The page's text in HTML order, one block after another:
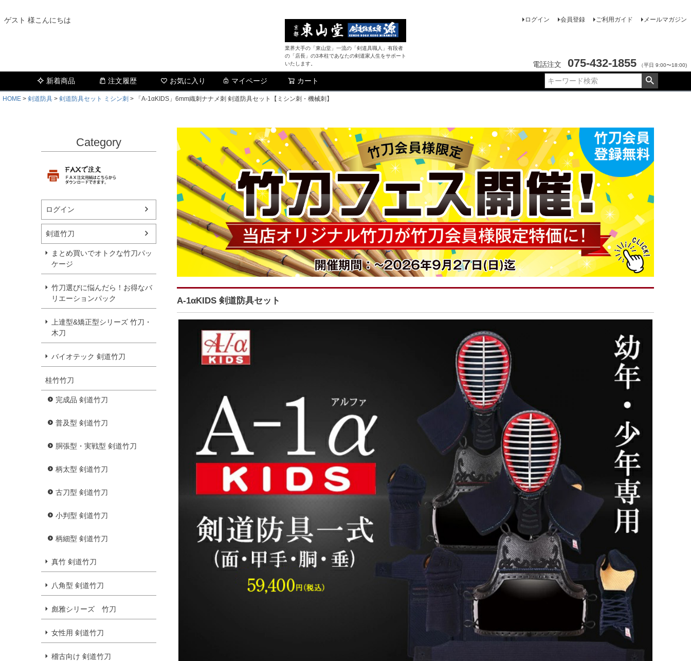
ゲスト 様こんにちは
業界大手の「東山堂」一流の「剣道具職人」有段者
の「店長」の3本柱であなたの剣道家人生をサポート
いたします。
ログイン 会員登録 ご利用ガイド メールマガジン
電話注文 075-432-1855 （平日 9:00〜18:00)
新着商品 注文履歴 お気に入り マイページ カート
HOME 剣道防具 剣道防具セット ミシン刺 「A-1αKIDS」6mm織刺ナナメ刺 剣道防具セット【ミシン刺・機械刺】
Category
ログイン
剣道竹刀
まとめ買いでオトクな竹刀パッ
ケージ
竹刀選びに悩んだら！お得なバ
リエーションパック
上達型&矯正型シリーズ 竹刀・
木刀
バイオテック 剣道竹刀
桂竹竹刀
完成品 剣道竹刀
普及型 剣道竹刀
胴張型・実戦型 剣道竹刀
柄太型 剣道竹刀
古刀型 剣道竹刀
小判型 剣道竹刀
柄細型 剣道竹刀
真竹 剣道竹刀
八角型 剣道竹刀
彪雅シリーズ 竹刀
女性用 剣道竹刀
稽古向け 剣道竹刀
A-1αKIDS 剣道防具セット